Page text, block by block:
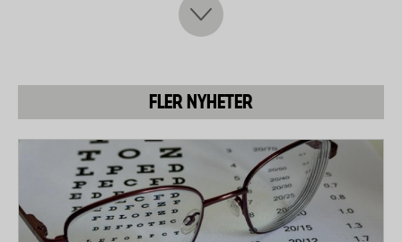
- Clas Ohlson Scooter Scandi Toys
- Coop Cycletrac Suspect
- ICA Scooter Nixor
- Intersport Crazy Creek
Handtagens hållfasthet
Varje handtag belastades med 50 kilo ovanifrån
under fem minuter och därefter med 25 kilo
underifrån under lika lång tid. Därefter bedömdes
FLER NYHETER